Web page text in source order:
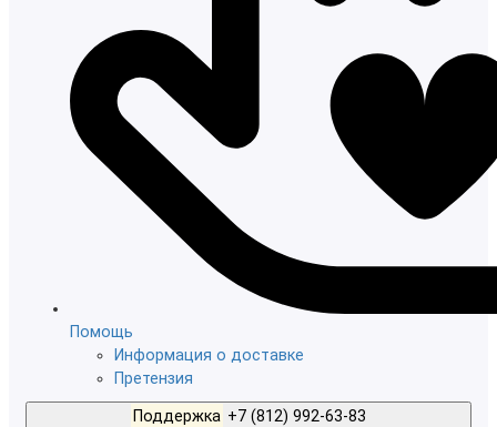
Помощь
Информация о доставке
Претензия
Поддержка